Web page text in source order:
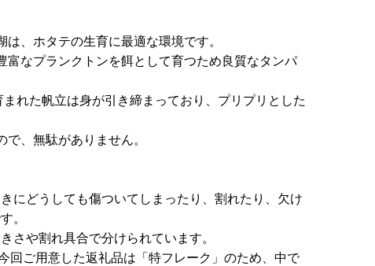
、ホタテの生育に最適な環境です。
なプランクトンを餌として育つため良質なタンパ
れた帆立は身が引き締まっており、プリプリとした
、無駄がありません。
にどうしても傷ついてしまったり、割れたり、欠け
。
さや割れ具合で分けられています。
回ご用意した返礼品は「特フレーク」のため、中で